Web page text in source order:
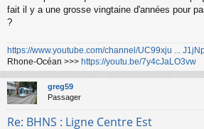
fait il y a une grosse vingtaine d'années pour
?
https://www.youtube.com/channel/UC99xju ...
Rhone-Océan >>> https://youtu.be/7y4cJaLO3vw
greg59
Passager
Re: BHNS : Ligne Centre Est